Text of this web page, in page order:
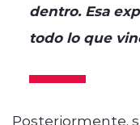
dentro. Esa
todo lo que
Posteriormente,